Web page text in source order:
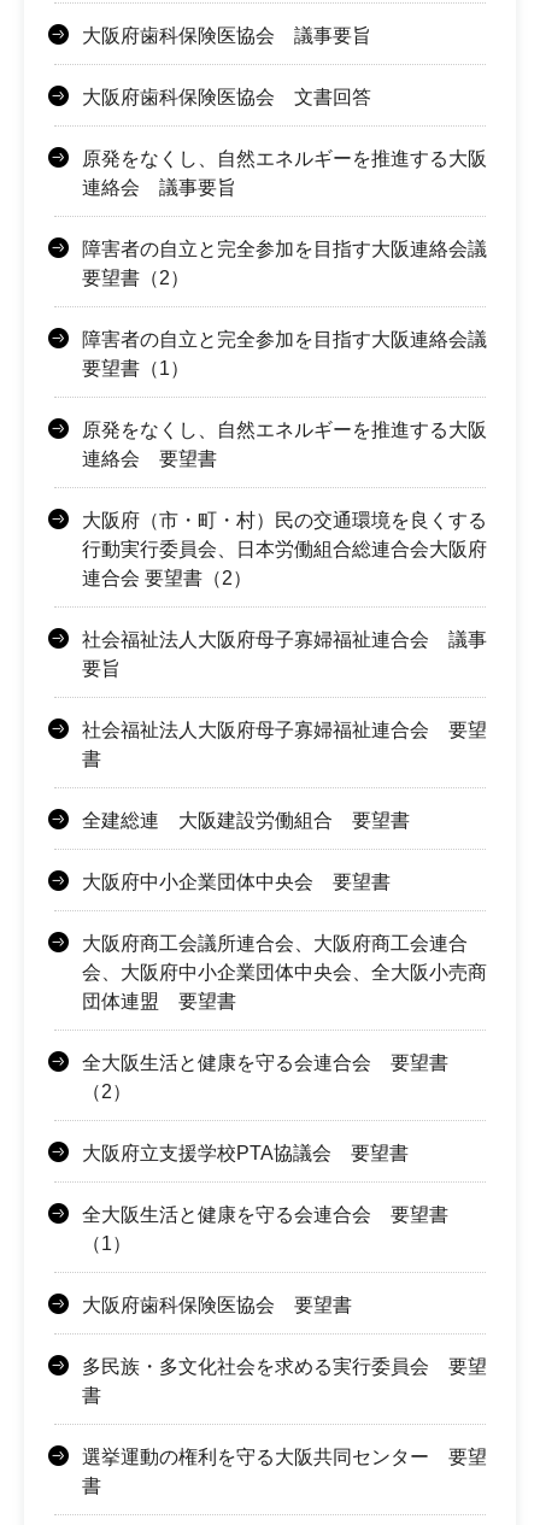
大阪府歯科保険医協会 議事要旨
大阪府歯科保険医協会 文書回答
原発をなくし、自然エネルギーを推進する大阪
連絡会 議事要旨
障害者の自立と完全参加を目指す大阪連絡会議
要望書（2）
障害者の自立と完全参加を目指す大阪連絡会議
要望書（1）
原発をなくし、自然エネルギーを推進する大阪
連絡会 要望書
大阪府（市・町・村）民の交通環境を良くする
行動実行委員会、日本労働組合総連合会大阪府
連合会 要望書（2）
社会福祉法人大阪府母子寡婦福祉連合会 議事
要旨
社会福祉法人大阪府母子寡婦福祉連合会 要望
書
全建総連 大阪建設労働組合 要望書
大阪府中小企業団体中央会 要望書
大阪府商工会議所連合会、大阪府商工会連合
会、大阪府中小企業団体中央会、全大阪小売商
団体連盟 要望書
全大阪生活と健康を守る会連合会 要望書
（2）
大阪府立支援学校PTA協議会 要望書
全大阪生活と健康を守る会連合会 要望書
（1）
大阪府歯科保険医協会 要望書
多民族・多文化社会を求める実行委員会 要望
書
選挙運動の権利を守る大阪共同センター 要望
書